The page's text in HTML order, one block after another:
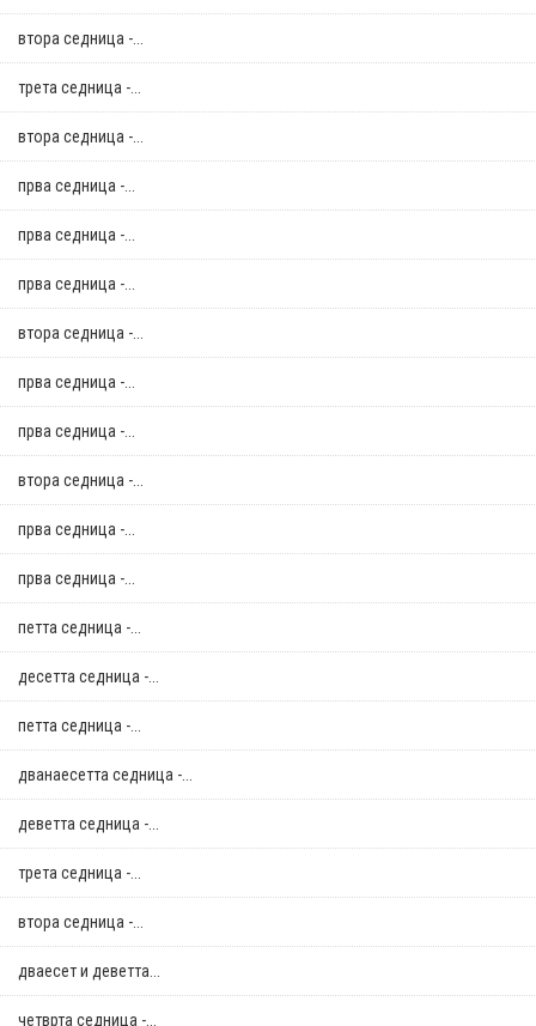
втора седница -...
трета седница -...
втора седница -...
прва седница -...
прва седница -...
прва седница -...
втора седница -...
прва седница -...
прва седница -...
втора седница -...
прва седница -...
прва седница -...
петта седница -...
десетта седница -...
петта седница -...
дванаесетта седница -...
деветта седница -...
трета седница -...
втора седница -...
дваесет и деветта...
четврта седница -...